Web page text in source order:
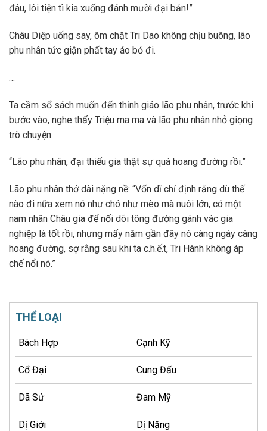
đâu, lôi tiện tì kia xuống đánh mười đại bản!”
Châu Diệp uống say, ôm chặt Tri Dao không chịu buông, lão
phu nhân tức giận phất tay áo bỏ đi.
…
Ta cầm sổ sách muốn đến thỉnh giáo lão phu nhân, trước khi
bước vào, nghe thấy Triệu ma ma và lão phu nhân nhỏ giọng
trò chuyện.
“Lão phu nhân, đại thiếu gia thật sự quá hoang đường rồi.”
Lão phu nhân thở dài nặng nề: “Vốn dĩ chỉ định rằng dù thế
nào đi nữa xem nó như chó như mèo mà nuôi lớn, có một
nam nhân Châu gia để nối dõi tông đường gánh vác gia
nghiệp là tốt rồi, nhưng mấy năm gần đây nó càng ngày càng
hoang đường, sợ rằng sau khi ta c.h.ế.t, Tri Hành không áp
chế nổi nó.”
THỂ LOẠI
Bách Hợp Cạnh Kỹ
Cổ Đại Cung Đấu
Dã Sử Đam Mỹ
Dị Giới Dị Năng